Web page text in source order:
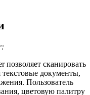
позволяет сканировать
документы,
Пользователь
цветовую палитру